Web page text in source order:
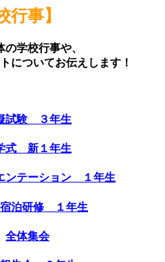
行事】
学校行事や、
についてお伝えします！
試験 ３年生
式 新１年生
ンテーション １年生
宿泊研修 １年生
全体集会